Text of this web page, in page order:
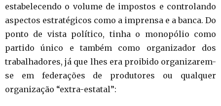
estabelecendo o volume de impostos e controlando
aspectos estratégicos como a imprensa e a banca. Do
ponto de vista político, tinha o monopólio como
partido único e também como organizador dos
trabalhadores, já que lhes era proibido organizarem-
se em federações de produtores ou qualquer
organização “extra-estatal”: